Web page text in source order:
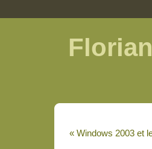
« Windows 2003 et